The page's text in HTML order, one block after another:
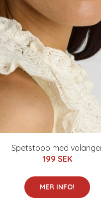
Spetstopp med
199 SEK
MER INFO!